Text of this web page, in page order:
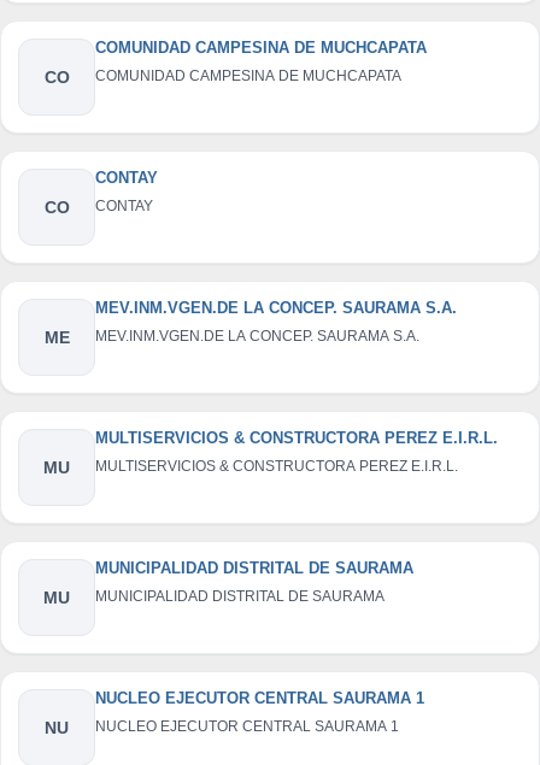
CO
COMUNIDAD CAMPESINA DE MUCHCAPATA
COMUNIDAD CAMPESINA DE MUCHCAPATA
CO
CONTAY
CONTAY
ME
MEV.INM.VGEN.DE LA CONCEP. SAURAMA S.A.
MEV.INM.VGEN.DE LA CONCEP. SAURAMA S.A.
MU
MULTISERVICIOS & CONSTRUCTORA PEREZ E.I.R.L.
MULTISERVICIOS & CONSTRUCTORA PEREZ E.I.R.L.
MU
MUNICIPALIDAD DISTRITAL DE SAURAMA
MUNICIPALIDAD DISTRITAL DE SAURAMA
NU
NUCLEO EJECUTOR CENTRAL SAURAMA 1
NUCLEO EJECUTOR CENTRAL SAURAMA 1